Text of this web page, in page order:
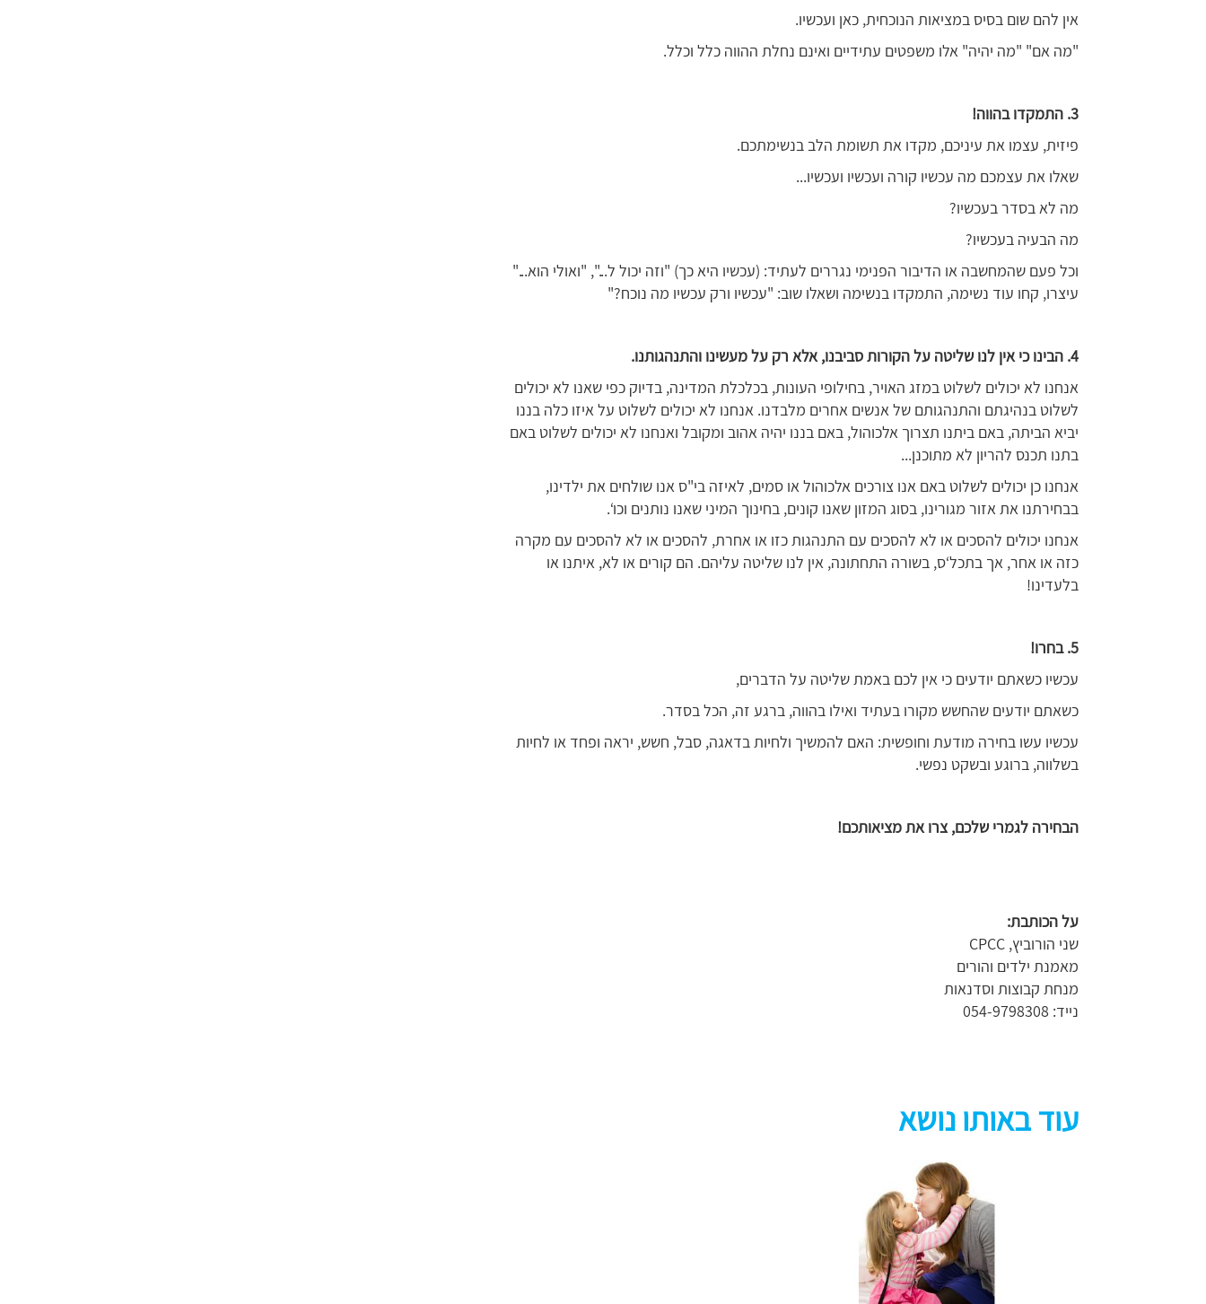
אין להם שום בסיס במציאות הנוכחית, כאן ועכשיו.
"מה אם" "מה יהיה" אלו משפטים עתידיים ואינם נחלת ההווה כלל וכלל.
3. התמקדו בהווה!
פיזית, עצמו את עיניכם, מקדו את תשומת הלב בנשימתכם.
שאלו את עצמכם מה עכשיו קורה ועכשיו ועכשיו...
מה לא בסדר בעכשיו?
מה הבעיה בעכשיו?
וכל פעם שהמחשבה או הדיבור הפנימי נגררים לעתיד: (עכשיו היא כך) "וזה יכול ל...", "ואולי הוא..."
עיצרו, קחו עוד נשימה, התמקדו בנשימה ושאלו שוב: "עכשיו ורק עכשיו מה נוכח?"
4. הבינו כי אין לנו שליטה על הקורות סביבנו, אלא רק על מעשינו והתנהגותנו.
אנחנו לא יכולים לשלוט במזג האויר, בחילופי העונות, בכלכלת המדינה, בדיוק כפי שאנו לא יכולים
לשלוט בנהיגתם והתנהגותם של אנשים אחרים מלבדנו. אנחנו לא יכולים לשלוט על איזו כלה בננו
יביא הביתה, באם ביתנו תצרוך אלכוהול, באם בננו יהיה אהוב ומקובל ואנחנו לא יכולים לשלוט באם
בתנו תכנס להריון לא מתוכנן...
אנחנו כן יכולים לשלוט באם אנו צורכים אלכוהול או סמים, לאיזה בי"ס אנו שולחים את ילדינו,
בבחירתנו את אזור מגורינו, בסוג המזון שאנו קונים, בחינוך המיני שאנו נותנים וכו‘.
אנחנו יכולים להסכים או לא להסכים עם התנהגות כזו או אחרת, להסכים או לא להסכים עם מקרה
כזה או אחר, אך בתכל‘ס, בשורה התחתונה, אין לנו שליטה עליהם. הם קורים או לא, איתנו או
בלעדינו!
5. בחרו!
עכשיו כשאתם יודעים כי אין לכם באמת שליטה על הדברים,
כשאתם יודעים שהחשש מקורו בעתיד ואילו בהווה, ברגע זה, הכל בסדר.
עכשיו עשו בחירה מודעת וחופשית: האם להמשיך ולחיות בדאגה, סבל, חשש, יראה ופחד או לחיות
בשלווה, ברוגע ובשקט נפשי.
הבחירה לגמרי שלכם, צרו את מציאותכם!
על הכותבת:
שני הורוביץ, CPCC
מאמנת ילדים והורים
מנחת קבוצות וסדנאות
נייד: 054-9798308
עוד באותו נושא